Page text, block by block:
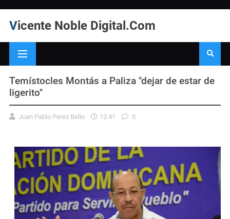
Vicente Noble Digital.Com
Temístocles Montás a Paliza "dejar de estar de
ligerito"
Juan Pablo Perez Bello 12:41 0